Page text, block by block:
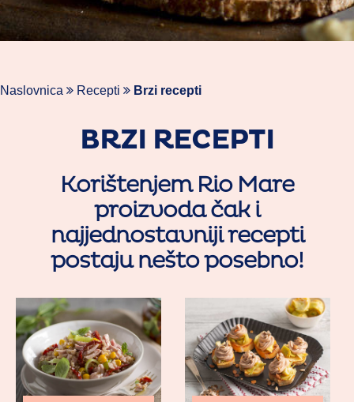
Naslovnica Recepti Brzi recepti
BRZI RECEPTI
Korištenjem Rio Mare
proizvoda čak i
najjednostavniji recepti
postaju nešto posebno!